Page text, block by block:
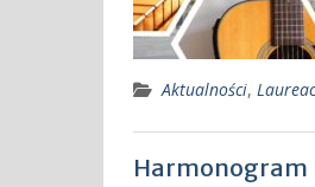
Aktualności,
Harmonogram